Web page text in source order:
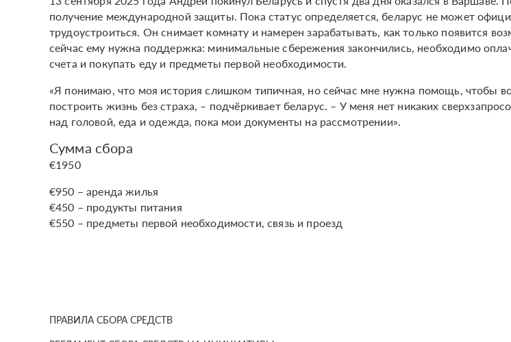
получение международной защиты. Пока статус определяется, беларус не может
трудоустроиться. Он снимает комнату и намерен зарабатывать, как только появится
сейчас ему нужна поддержка: минимальные сбережения закончились, необходимо
счета и покупать еду и предметы первой необходимости.
«Я понимаю, что моя история слишком типичная, но сейчас мне нужна помощь, чтобы
построить жизнь без страха, – подчёркивает беларус. – У меня нет никаких
над головой, еда и одежда, пока мои документы на рассмотрении».
Сумма сбора
€1950
€950 – аренда жилья
€450 – продукты питания
€550 – предметы первой необходимости, связь и проезд
ПРАВИЛА СБОРА СРЕДСТВ